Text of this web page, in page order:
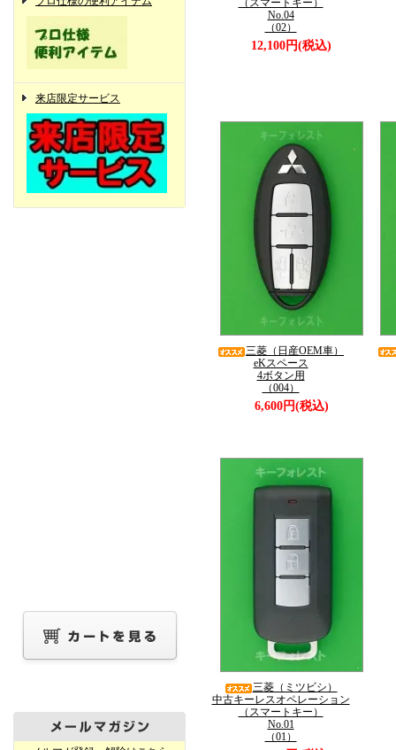
来店限定サービス
（スマートキー）
No.04
（02）
12,100円(税込)
三菱（日産OEM車）
eKスペース
4ボタン用
（004）
6,600円(税込)
三菱（ミツビシ）
中古キーレスオペレーション
（スマートキー）
No.01
（01）